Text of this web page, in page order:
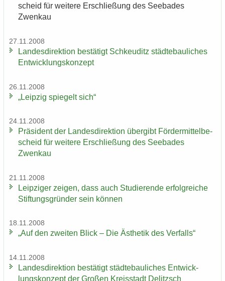
scheid für wei­te­re Er­schlie­ßung des See­ba­des
Zwenkau
27.11.2008
Lan­des­di­rek­ti­on be­stä­tigt Schkeu­ditz städ­te­bau­li­ches
Ent­wick­lungs­kon­zept
26.11.2008
„Leip­zig spie­gelt sich“
24.11.2008
Prä­si­dent der Lan­des­di­rek­ti­on über­gibt För­der­mit­tel­be­
scheid für wei­te­re Er­schlie­ßung des See­ba­des
Zwenkau
21.11.2008
Leip­zi­ger zei­gen, dass auch Stu­die­ren­de er­folg­rei­che
Stif­tungs­grün­der sein kön­nen
18.11.2008
„Auf den zwei­ten Blick – Die Äs­the­tik des Ver­falls“
14.11.2008
Lan­des­di­rek­ti­on be­stä­tigt städ­te­bau­li­ches Ent­wick­
lungs­kon­zept der Gro­ßen Kreis­stadt De­litzsch